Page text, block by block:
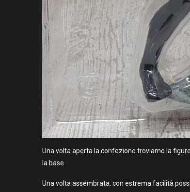
Una volta aperta la confezione troviamo la
la base
Una volta assembrata, con estrema facilità